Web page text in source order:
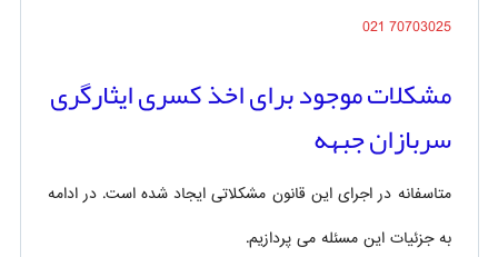
مشکلات موجود برای اخذ کسری ایثارگری
سربازان جبهه
متاسفانه در اجرای این قانون مشکلاتی ایجاد شده است. در ادامه
به جزئیات این مسئله می پردازیم.